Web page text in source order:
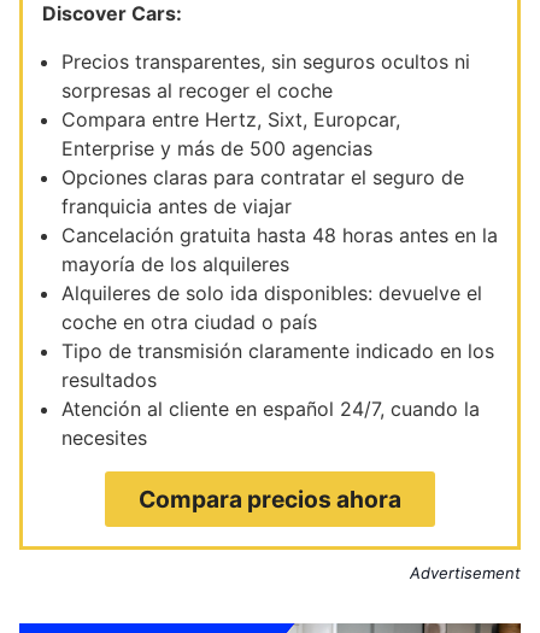
Discover Cars:
Precios transparentes, sin seguros ocultos ni
sorpresas al recoger el coche
Compara entre Hertz, Sixt, Europcar,
Enterprise y más de 500 agencias
Opciones claras para contratar el seguro de
franquicia antes de viajar
Cancelación gratuita hasta 48 horas antes en la
mayoría de los alquileres
Alquileres de solo ida disponibles: devuelve el
coche en otra ciudad o país
Tipo de transmisión claramente indicado en los
resultados
Atención al cliente en español 24/7, cuando la
necesites
Compara precios ahora
Advertisement